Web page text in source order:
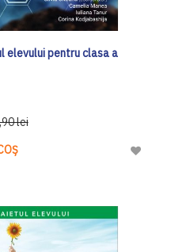
elevului pentru clasa a
lei
Adaugă